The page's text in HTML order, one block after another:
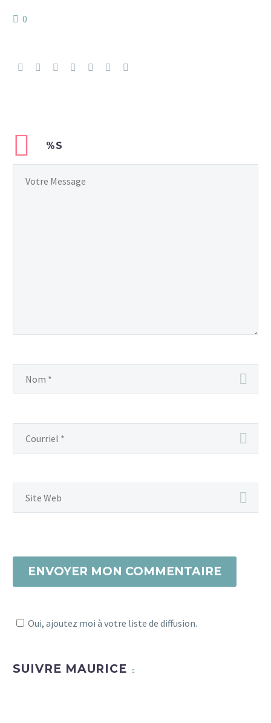
0
%S
ENVOYER MON COMMENTAIRE
Oui, ajoutez moi à votre liste de diffusion.
SUIVRE MAURICE